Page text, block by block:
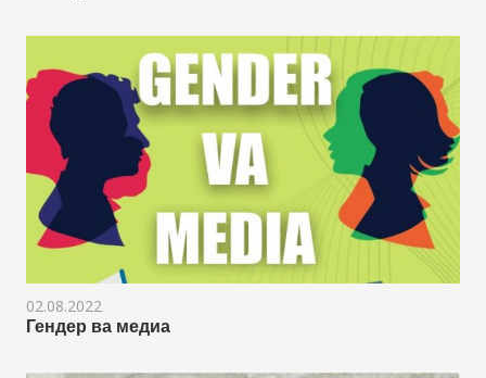
02.08.2022
Гендер ва медиа